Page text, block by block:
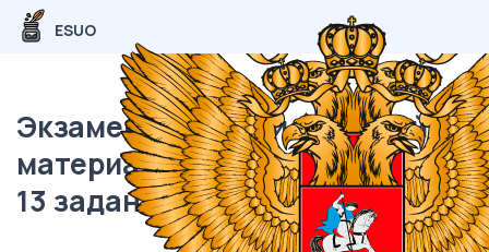
ESUO
Экзаменационный (типовой)
материал ЕГЭ / Информатика /
13 задание (24) / 43